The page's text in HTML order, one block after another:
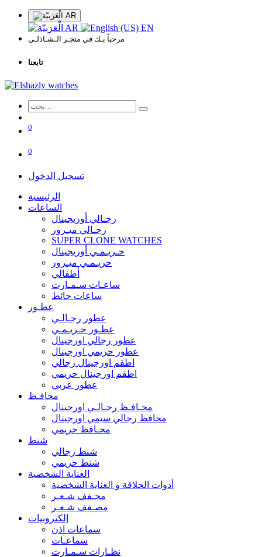
AR
AR EN
مرحباً بـك في متجـر الـشـاذلـي
تابعنا
0
0
تسجيل الدخول
الرئيسية
الساعات
رجـالي أوريجينال
رجـالي ميـرور
SUPER CLONE WATCHES
حـريـمـي أوريجينال
حريـمـي ميـرور
أطفالي
ساعـات سـمـارت
ساعات حائط
عطـور
عطور رجـالـي
عطـور حـريـمـي
عطور رجالي اورجينال
عطور حريمي اورجينال
اطقم اورجينال رجالي
اطقم اورجينال حريمي
عطور عربي
محافـظ
محـافـظ رجـالـي اورجينال
محافظ رجالي سيمي اورجينال
محـافظ حريمي
شنط
شنط رجالي
شنط حريمي
العناية الشخصية
أدوات الحلاقة و العناية الشخصية
مجـفف شـعـر
مصـفف شـعـر
إلكترونيات
سماعات اذن
سماعـات
نظـارات سـمـارت